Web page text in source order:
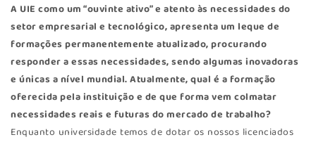
A UIE como um “ouvinte ativo” e atento às necessidades do
setor empresarial e tecnológico, apresenta um leque de
formações permanentemente atualizado, procurando
responder a essas necessidades, sendo algumas inovadoras
e únicas a nível mundial. Atualmente, qual é a formação
oferecida pela instituição e de que forma vem colmatar
necessidades reais e futuras do mercado de trabalho?
Enquanto universidade temos de dotar os nossos licenciados